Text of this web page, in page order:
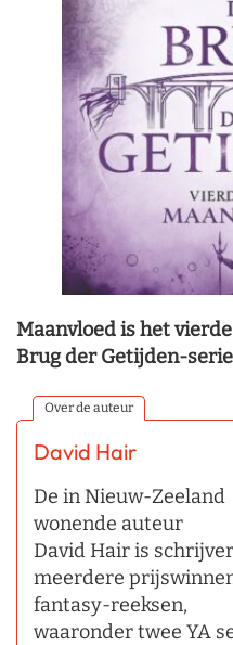
Maanvloed is het
Brug der Getijden-
Over de auteur
David Hair
De in Nieuw-Zeeland
wonende auteur
David Hair is
meerdere
fantasy-reeksen,
waaronder twee YA